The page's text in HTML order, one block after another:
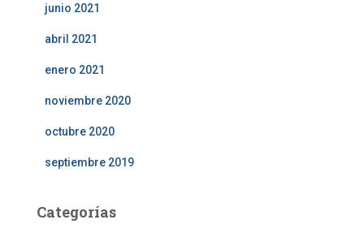
junio 2021
abril 2021
enero 2021
noviembre 2020
octubre 2020
septiembre 2019
Categorías